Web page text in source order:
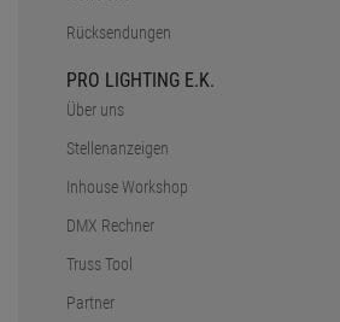
Rücksendungen
PRO LIGHTING E.K.
Über uns
Stellenanzeigen
Inhouse Workshop
DMX Rechner
Truss Tool
Partner